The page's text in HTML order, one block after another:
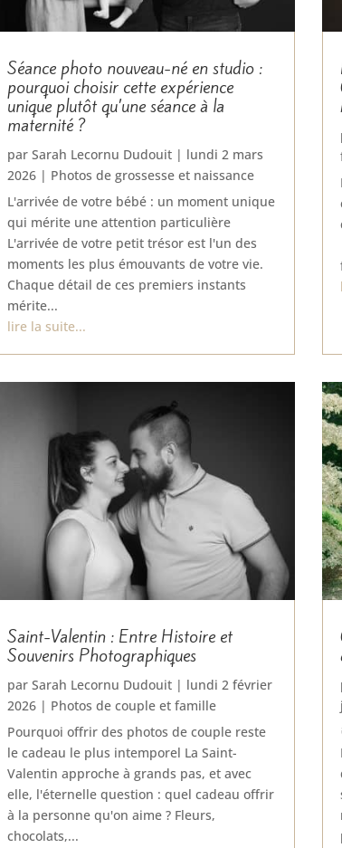
Séance photo nouveau-né en studio :
pourquoi choisir cette expérience
unique plutôt qu’une séance à la
maternité ?
par Sarah Lecornu Dudouit| lundi 2 mars
2026| Photos de grossesse et naissance
L'arrivée de votre bébé : un moment unique
qui mérite une attention particulière
L'arrivée de votre petit trésor est l'un des
moments les plus émouvants de votre vie.
Chaque détail de ces premiers instants
mérite...
lire la suite...
Saint-Valentin : Entre Histoire et
Souvenirs Photographiques
par Sarah Lecornu Dudouit| lundi 2 février
2026| Photos de couple et famille
Pourquoi offrir des photos de couple reste
le cadeau le plus intemporel La Saint-
Valentin approche à grands pas, et avec
elle, l'éternelle question : quel cadeau offrir
à la personne qu'on aime ? Fleurs,
chocolats,...